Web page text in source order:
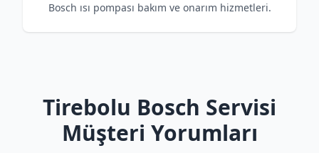
Bosch ısı pompası bakım ve onarım hizmetleri.
Tirebolu Bosch Servisi
Müşteri Yorumları